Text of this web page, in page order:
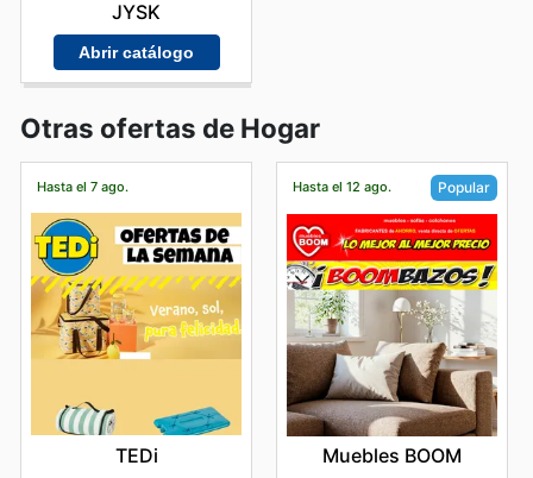
JYSK
Abrir catálogo
Otras ofertas de Hogar
Hasta el 7 ago.
TEDi
Hasta el 12 ago. Popular
Muebles BOOM